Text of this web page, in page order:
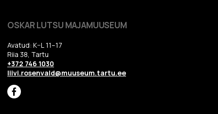
OSKAR LUTSU MAJAMUUSEUM
Avatud: K–L 11–17
Riia 38, Tartu
+372 746 1030
liivi.rosenvald@muuseum.tartu.ee